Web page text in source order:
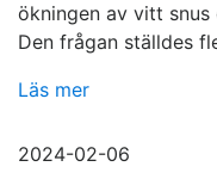
ökningen av vitt
Den frågan ställdes
Läs mer
2024-02-06